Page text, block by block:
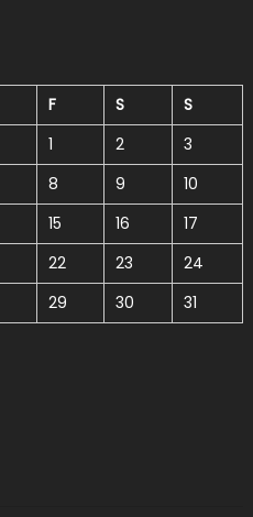
F S
S
1
2
3
8 9
10
15 16
17
22 23
24
29 30 31